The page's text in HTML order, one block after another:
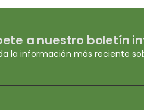
a nuestro boletín
la información más reciente